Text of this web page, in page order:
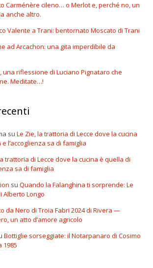
Carménère cileno… o Merlot e, perché no, un
anche altro.
Valente a Trani: bentornato Moscato di Trani
ad Arcachon: una gita imperdibile da
una riflessione di Luciano Pignataro che
Meditate…!
su Le Zie, la trattoria di Lecce dove la cucina
l’accoglienza sa di famiglia
trattoria di Lecce dove la cucina è quella di
sa di famiglia
su Quando la Falanghina ti sorprende: Le
Alberto Longo
da Nero di Troia Fabri 2024 di Rivera —
un atto d’amore agricolo
Bottiglie sorseggiate: il Notarpanaro di Cosimo
1985